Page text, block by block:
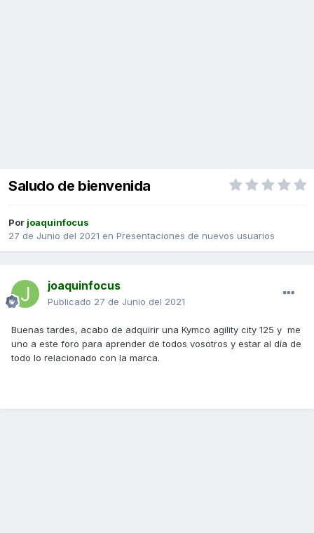
Saludo de bienvenida
Por joaquinfocus
27 de Junio del 2021 en Presentaciones de nuevos usuarios
joaquinfocus
Publicado 27 de Junio del 2021
Buenas tardes, acabo de adquirir una Kymco agility city 125 y me
uno a este foro para aprender de todos vosotros y estar al día de
todo lo relacionado con la marca.